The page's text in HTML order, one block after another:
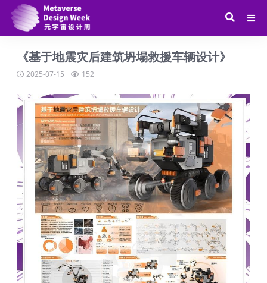
《基于地震灾后建筑坍塌救援车辆设计》
2025-07-15 152